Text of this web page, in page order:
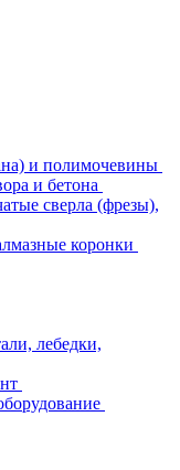
и полимочевины
и бетона
сверла (фрезы),
коронки
лебедки,